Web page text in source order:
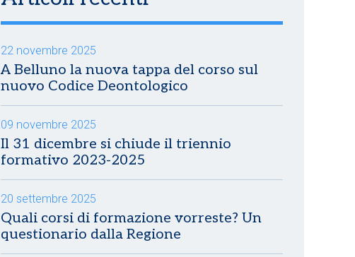
22 novembre 2025
A Belluno la nuova tappa del corso sul
nuovo Codice Deontologico
09 novembre 2025
Il 31 dicembre si chiude il triennio
formativo 2023-2025
20 settembre 2025
Quali corsi di formazione vorreste? Un
questionario dalla Regione